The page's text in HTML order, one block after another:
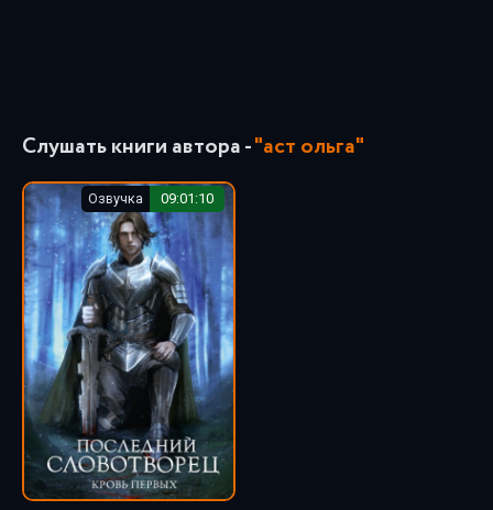
Слушать книги автора -"аст ольга"
Озвучка 09:01:10